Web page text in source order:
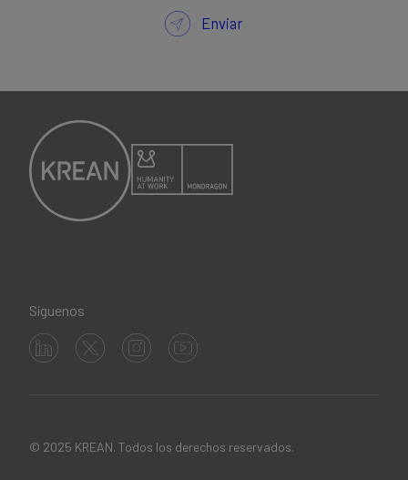
Síguenos
© 2025 KREAN. Todos los derechos reservados.